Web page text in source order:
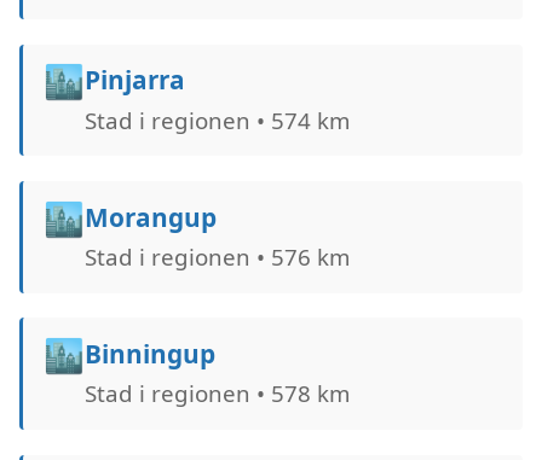
🏙️Pinjarra
Stad i regionen • 574 km
🏙️Morangup
Stad i regionen • 576 km
🏙️Binningup
Stad i regionen • 578 km